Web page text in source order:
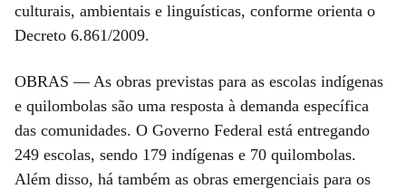
culturais, ambientais e linguísticas, conforme orienta o
Decreto 6.861/2009.
OBRAS — As obras previstas para as escolas indígenas
e quilombolas são uma resposta à demanda específica
das comunidades. O Governo Federal está entregando
249 escolas, sendo 179 indígenas e 70 quilombolas.
Além disso, há também as obras emergenciais para os